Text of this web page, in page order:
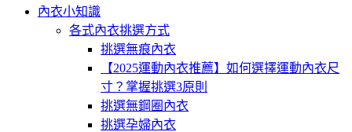
內衣小知識
各式內衣挑選方式
挑選無痕內衣
【2025運動內衣推薦】如何選擇運動內衣尺
寸？掌握挑選3原則
挑選無鋼圈內衣
挑選孕婦內衣